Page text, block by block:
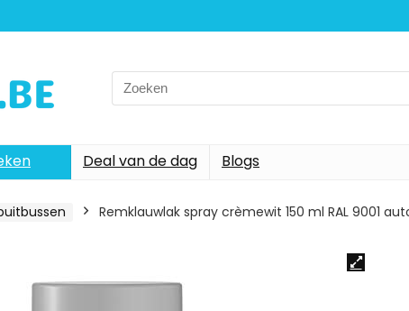
Search
for:
Deal van de dag Blogs
Remklauwlak spray crèmewit 150 ml RAL 9001